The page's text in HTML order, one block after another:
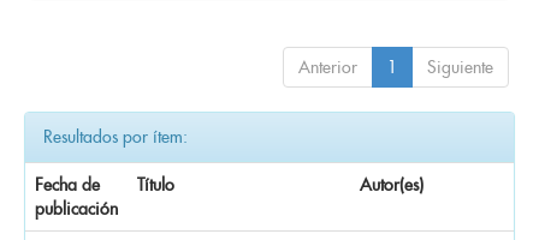
Anterior 1 Siguiente
Resultados por ítem:
Fecha de
publicación
Título Autor(es)